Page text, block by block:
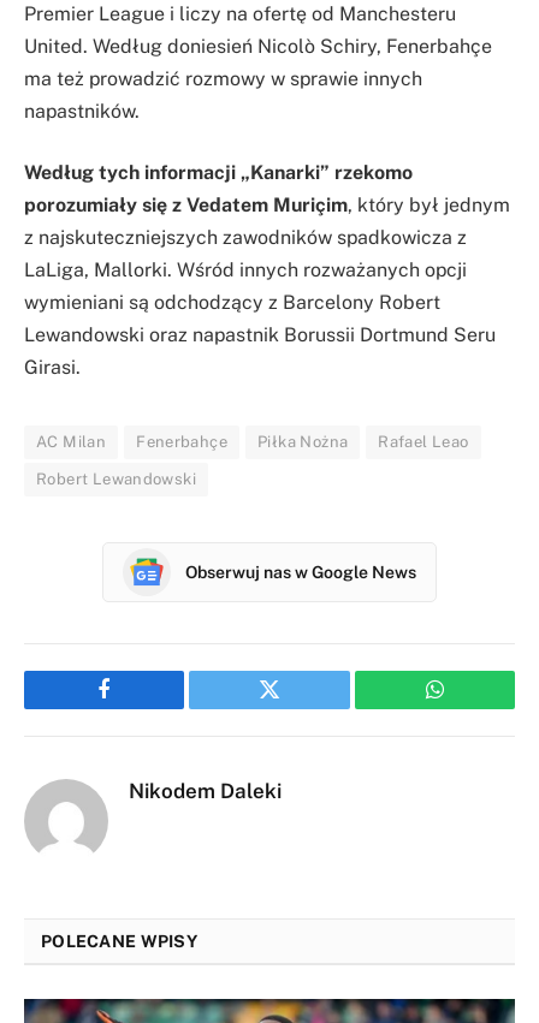
Premier League i liczy na ofertę od Manchesteru
United. Według doniesień Nicolò Schiry, Fenerbahçe
ma też prowadzić rozmowy w sprawie innych
napastników.
Według tych informacji „Kanarki” rzekomo
porozumiały się z Vedatem Muriçim, który był jednym
z najskuteczniejszych zawodników spadkowicza z
LaLiga, Mallorki. Wśród innych rozważanych opcji
wymieniani są odchodzący z Barcelony Robert
Lewandowski oraz napastnik Borussii Dortmund Seru
Girasi.
AC Milan Fenerbahçe Piłka Nożna Rafael Leao
Robert Lewandowski
Obserwuj nas w Google News
Facebook Twitter WhatsApp
Nikodem Daleki
POLECANE WPISY